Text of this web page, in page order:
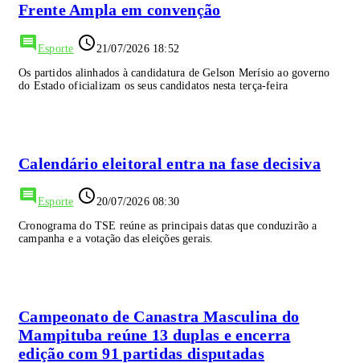
Frente Ampla em convenção
comment Esporte access_time21/07/2026 18:52
Os partidos alinhados à candidatura de Gelson Merísio ao governo
do Estado oficializam os seus candidatos nesta terça-feira
Calendário eleitoral entra na fase decisiva
comment Esporte access_time20/07/2026 08:30
Cronograma do TSE reúne as principais datas que conduzirão a
campanha e a votação das eleições gerais.
Campeonato de Canastra Masculina do
Mampituba reúne 13 duplas e encerra
edição com 91 partidas disputadas